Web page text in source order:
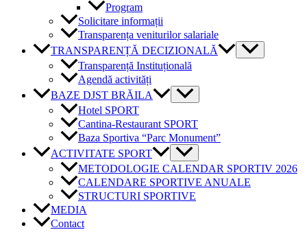
Program
Solicitare informații
Transparența veniturilor salariale
TRANSPARENȚĂ DECIZIONALĂ
Transparență Instituțională
Agendă activități
BAZE DJST BRĂILA
Hotel SPORT
Cantina-Restaurant SPORT
Baza Sportiva “Parc Monument”
ACTIVITATE SPORT
METODOLOGIE CALENDAR SPORTIV 2026
CALENDARE SPORTIVE ANUALE
STRUCTURI SPORTIVE
MEDIA
Contact